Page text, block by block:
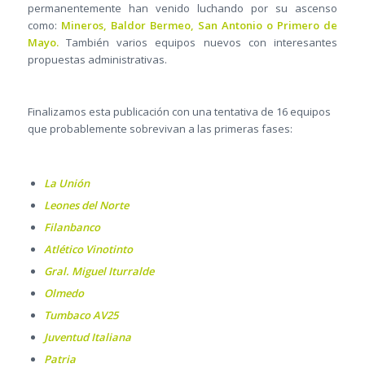
permanentemente han venido luchando por su ascenso
como: Mineros, Baldor Bermeo, San Antonio o Primero de
Mayo.También varios equipos nuevos con interesantes
propuestas administrativas.
Finalizamos esta publicación con una tentativa de 16 equipos
que probablemente sobrevivan a las primeras fases:
La Unión
Leones del Norte
Filanbanco
Atlético Vinotinto
Gral. Miguel Iturralde
Olmedo
Tumbaco AV25
Juventud Italiana
Patria